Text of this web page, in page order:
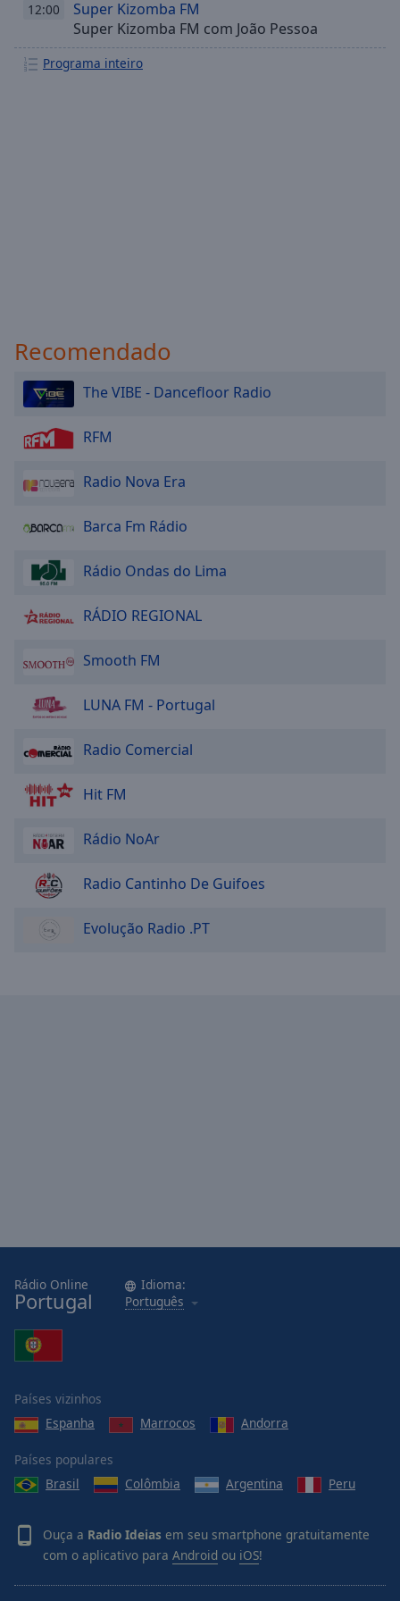
12:00
Super Kizomba FM
Super Kizomba FM com João Pessoa
Programa inteiro
Recomendado
The VIBE - Dancefloor Radio
RFM
Radio Nova Era
Barca Fm Rádio
Rádio Ondas do Lima
RÁDIO REGIONAL
Smooth FM
LUNA FM - Portugal
Radio Comercial
Hit FM
Rádio NoAr
Radio Cantinho De Guifoes
Evolução Radio .PT
Rádio Online
Portugal
Idioma:
Português
Países vizinhos
Espanha
Marrocos Andorra
Países populares
Brasil
Colômbia Argentina Peru
Ouça a Radio Ideias em seu smartphone gratuitamente
com o aplicativo para Android ou iOS!